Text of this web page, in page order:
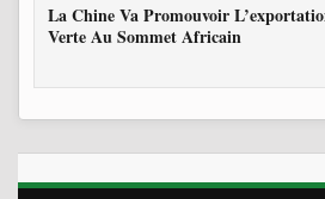
La Chine Va Promouvoir
Verte Au Sommet Africain